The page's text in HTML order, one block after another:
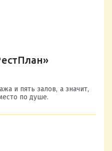
и пять залов, а значит,
по душе.